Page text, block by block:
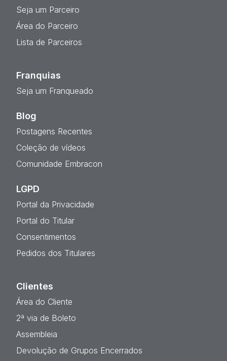
Seja um Parceiro
Área do Parceiro
Lista de Parceiros
Franquias
Seja um Franqueado
Blog
Postagens Recentes
Coleção de vídeos
Comunidade Embracon
LGPD
Portal da Privacidade
Portal do Titular
Consentimentos
Pedidos dos Titulares
Clientes
Área do Cliente
2ª via de Boleto
Assembleia
Devolução de Grupos Encerrados